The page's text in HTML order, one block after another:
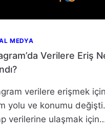
MEDYA
Verilere Eriş
verilere erişmek
yolu ve konumu değişti.
verilerine ulaşmak